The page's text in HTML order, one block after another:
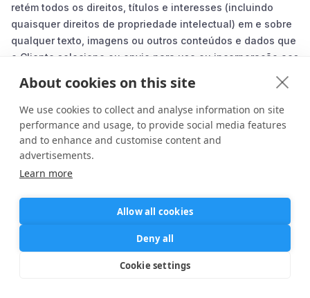
retém todos os direitos, títulos e interesses (incluindo
quaisquer direitos de propriedade intelectual) em e sobre
qualquer texto, imagens ou outros conteúdos e dados que
o Cliente selecione ou envie para uso ou incorporação aos
Serviços (incluindo, sem limitação, registros de bate-papo
e mensagens, Dados do Cliente, PHI ou qualquer
Conteúdo de Terceiros) (“Dados do Cliente”). “Dados do
Cliente” significam dados relacionados à identidade,
características e atividades dos Clientes, coletados ou
enviados aos Serviços pelo Cliente ou capturados pelos
Serviços. Na medida em que o Cliente é uma Entidade
termos são definidos na HIPAA, “Dados do Cliente”
também incluem PHI. “Conteúdo de terceiros” significa
conteúdo, dados ou outros materiais que o Cliente fornece
provedores de dados terceirizados, inclusive por meio de
About cookies on this site
We use cookies to collect and analyse information on site
performance and usage, to provide social media features
and to enhance and customise content and
advertisements.
Learn more
Allow all cookies
Deny all
Cookie settings